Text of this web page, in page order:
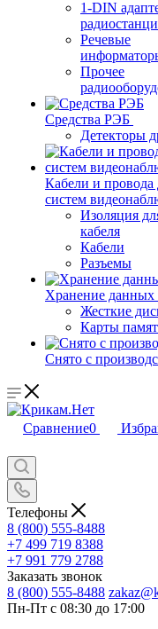
1-DIN
Речевые
Прочее
Средства РЭБ
Детекторы
Кабели и провода
систем
Изоляция
кабеля
Кабели
Разъемы
Хранение данных
Жесткие
Карты
Снято с
Сравнение0
Телефоны
8 (800) 555-8488
+7 499 719 8388
+7 991 779 2788
Заказать звонок
8 (800) 555-8488
Пн-Пт с 08:30 до 17:00